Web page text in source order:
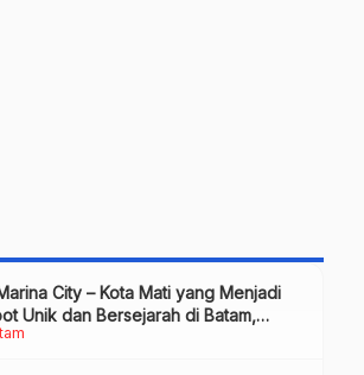
City – Kota Mati yang Menjadi
Unik dan Bersejarah di Batam,
& Info